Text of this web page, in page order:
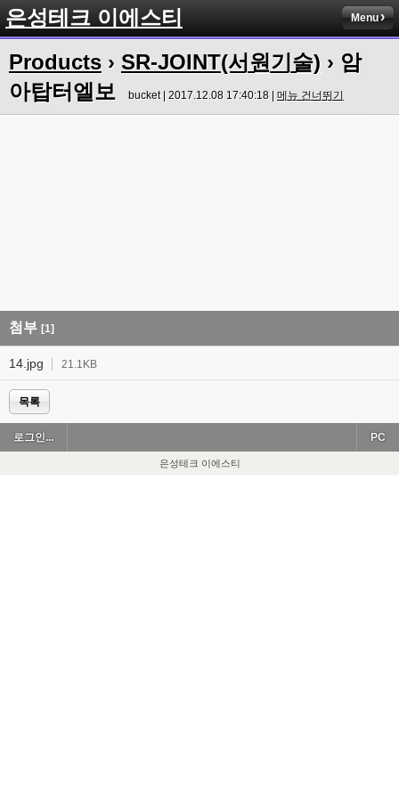
은성테크 이에스티 Menu
Products › SR-JOINT(서원기술) › 암
아탑터엘보
bucket | 2017.12.08 17:40:18 | 메뉴 건너뛰기
첨부 [1]
14.jpg 21.1KB
목록
로그인... PC
은성테크 이에스티